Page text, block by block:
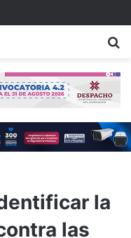
la
las